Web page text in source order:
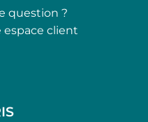
question ?
espace client